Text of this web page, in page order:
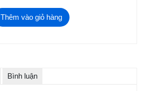
Thêm vào giỏ hàng
Bình luận